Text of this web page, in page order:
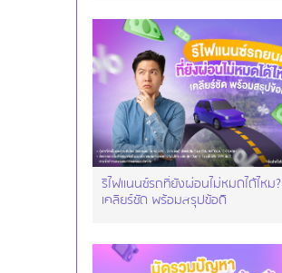
รีไฟแนนซ์รถที่ยังผ่อนไม่หมดได้ไหม?
เคลียร์ชัด พร้อมสรุปข้อดี